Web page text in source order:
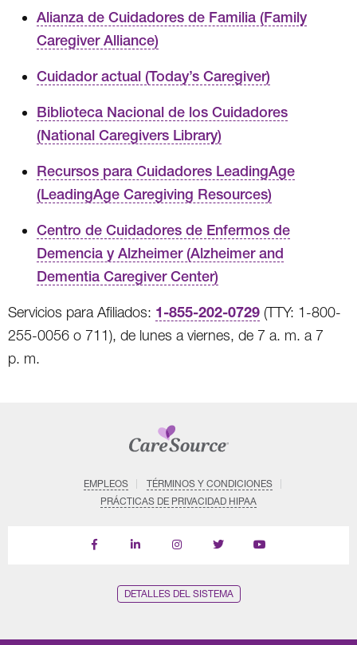
Alianza de Cuidadores de Familia (Family
Caregiver Alliance)
Cuidador actual (Today’s Caregiver)
Biblioteca Nacional de los Cuidadores
(National Caregivers Library)
Recursos para Cuidadores LeadingAge
(LeadingAge Caregiving Resources)
Centro de Cuidadores de Enfermos de
Demencia y Alzheimer (Alzheimer and
Dementia Caregiver Center)
Servicios para Afiliados: 1-855-202-0729 (TTY: 1-800-
255-0056 o 711), de lunes a viernes, de 7 a. m. a 7
p. m.
EMPLEOS
TÉRMINOS Y CONDICIONES
PRÁCTICAS DE PRIVACIDAD HIPAA
Find
Follow
Follow
Follow
Subscribe
DETALLES DEL SISTEMA